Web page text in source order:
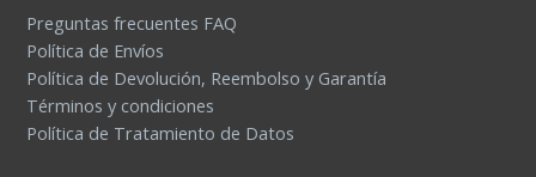
Preguntas frecuentes FAQ
Política de Envíos
Política de Devolución, Reembolso y Garantía
Términos y condiciones
Política de Tratamiento de Datos